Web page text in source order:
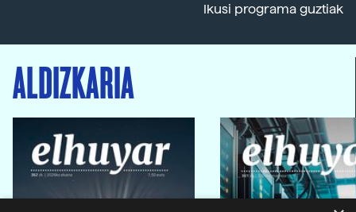
Ikusi programa guztiak
ALDIZKARIA